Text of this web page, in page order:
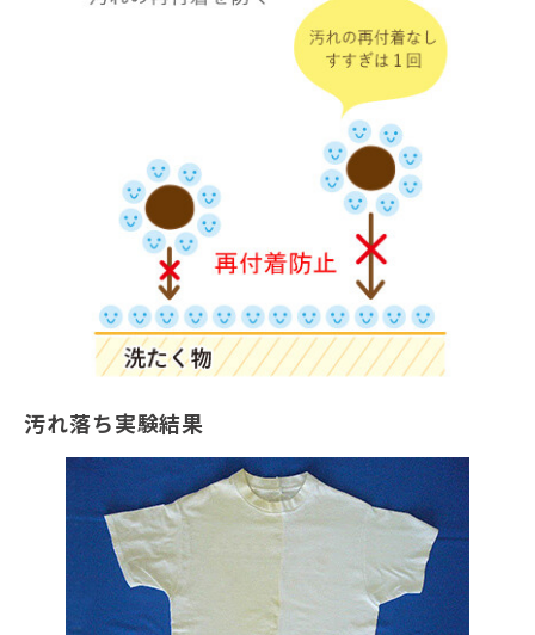
汚れ落ち実験結果